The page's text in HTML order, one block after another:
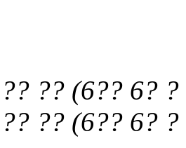
?? ?? (6?? 6?
?? ?? (6?? 6?